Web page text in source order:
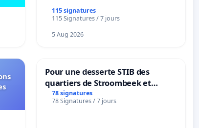
115 signatures
115 Signatures / 7 jours
5 Aug 2026
Pour une desserte STIB des
quartiers de Stroombeek et
Beauval - Voor een MIVB-
bediening van de wijken
78 signatures
78 Signatures / 7 jours